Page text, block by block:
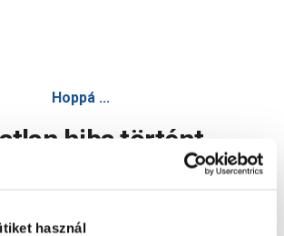
használ
Hoppá ...
hiba történt